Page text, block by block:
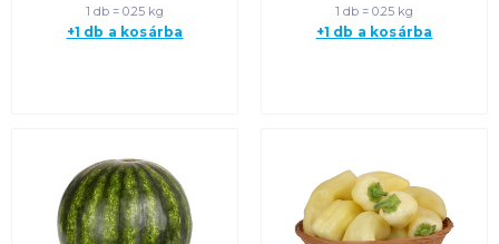
1 db = 0.25 kg
+1 db a kosárba
1 db = 0.25 kg
+1 db a kosárba